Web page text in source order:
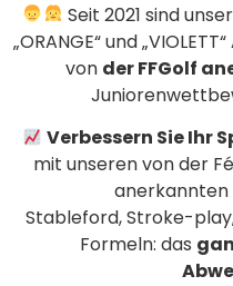
Seit 2021 sind
„ORANGE“ und
von der FFGolf
Verbessern Sie Ihr
mit unseren von der
anerkannten
Stableford, Stroke-
Formeln: das